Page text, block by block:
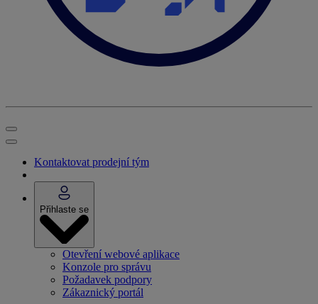
Kontaktovat prodejní tým
Přihlaste se
Otevření webové aplikace
Konzole pro správu
Požadavek podpory
Zákaznický portál